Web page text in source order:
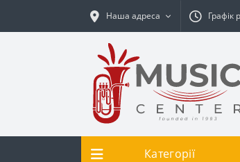
Наша адреса Графік
Категорії